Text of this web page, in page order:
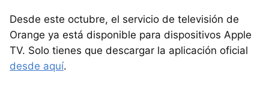
Desde este octubre, el servicio de televisión de
Orange ya está disponible para dispositivos Apple
TV. Solo tienes que descargar la aplicación oficial
desde aquí.